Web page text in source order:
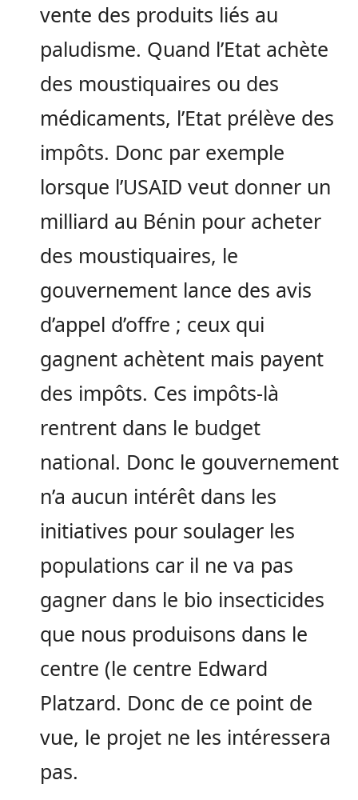
vente des produits liés au
paludisme. Quand l’Etat achète
des moustiquaires ou des
médicaments, l’Etat prélève des
impôts. Donc par exemple
lorsque l’USAID veut donner un
milliard au Bénin pour acheter
des moustiquaires, le
gouvernement lance des avis
d’appel d’offre ; ceux qui
gagnent achètent mais payent
des impôts. Ces impôts-là
rentrent dans le budget
national. Donc le gouvernement
n’a aucun intérêt dans les
initiatives pour soulager les
populations car il ne va pas
gagner dans le bio insecticides
que nous produisons dans le
centre (le centre Edward
Platzard. Donc de ce point de
vue, le projet ne les intéressera
pas.